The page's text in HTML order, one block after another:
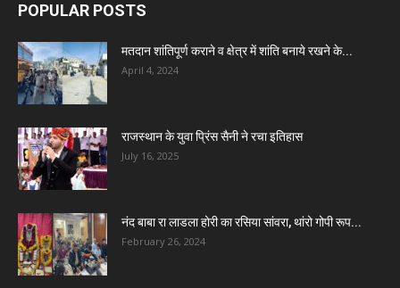
POPULAR POSTS
मतदान शांतिपूर्ण कराने व क्षेत्र में शांति बनाये रखने के...
April 4, 2024
राजस्थान के युवा प्रिंस सैनी ने रचा इतिहास
July 16, 2025
नंद बाबा रा लाडला होरी का रसिया सांवरा, थांरो गोपी रूप...
February 26, 2024